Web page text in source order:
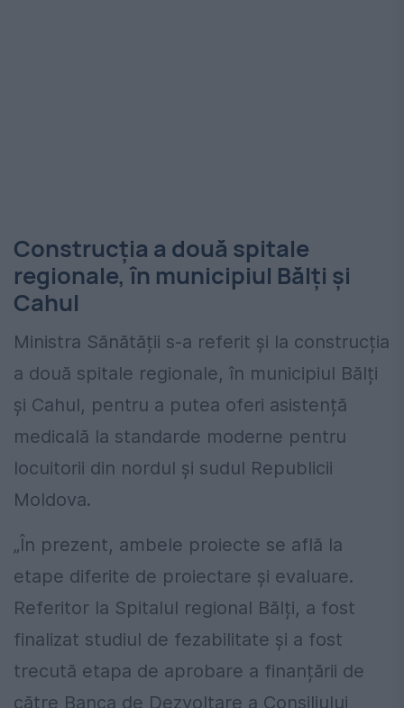
Construcția a două spitale
regionale, în municipiul Bălți și
Cahul
Ministra Sănătății s-a referit și la construcția
a două spitale regionale, în municipiul Bălți
și Cahul, pentru a putea oferi asistență
medicală la standarde moderne pentru
locuitorii din nordul și sudul Republicii
Moldova.
„În prezent, ambele proiecte se află la
etape diferite de proiectare și evaluare.
Referitor la Spitalul regional Bălți, a fost
finalizat studiul de fezabilitate și a fost
trecută etapa de aprobare a finanțării de
către Banca de Dezvoltare a Consiliului